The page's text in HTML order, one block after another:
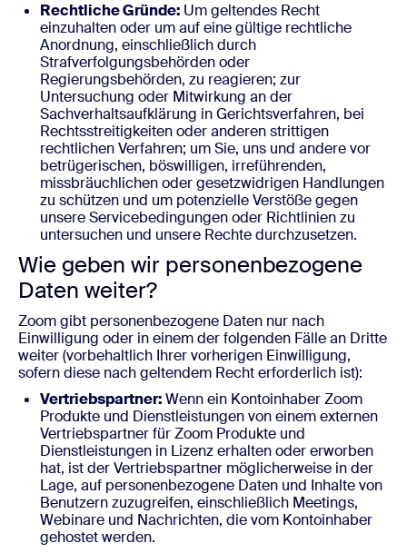
Rechtliche Gründe: Um geltendes Recht
einzuhalten oder um auf eine gültige rechtliche
Anordnung, einschließlich durch
Strafverfolgungsbehörden oder
Regierungsbehörden, zu reagieren; zur
Untersuchung oder Mitwirkung an der
Sachverhaltsaufklärung in Gerichtsverfahren, bei
Rechtsstreitigkeiten oder anderen strittigen
rechtlichen Verfahren; um Sie, uns und andere vor
betrügerischen, böswilligen, irreführenden,
missbräuchlichen oder gesetzwidrigen Handlungen
zu schützen und um potenzielle Verstöße gegen
unsere Servicebedingungen oder Richtlinien zu
untersuchen und unsere Rechte durchzusetzen.
Wie geben wir personenbezogene
Daten weiter?
Zoom gibt personenbezogene Daten nur nach
Einwilligung oder in einem der folgenden Fälle an Dritte
weiter (vorbehaltlich Ihrer vorherigen Einwilligung,
sofern diese nach geltendem Recht erforderlich ist):
Vertriebspartner:Wenn ein Kontoinhaber Zoom
Produkte und Dienstleistungen von einem externen
Vertriebspartner für Zoom Produkte und
Dienstleistungen in Lizenz erhalten oder erworben
hat, ist der Vertriebspartner möglicherweise in der
Lage, auf personenbezogene Daten und Inhalte von
Benutzern zuzugreifen, einschließlich Meetings,
Webinare und Nachrichten, die vom Kontoinhaber
gehostet werden.